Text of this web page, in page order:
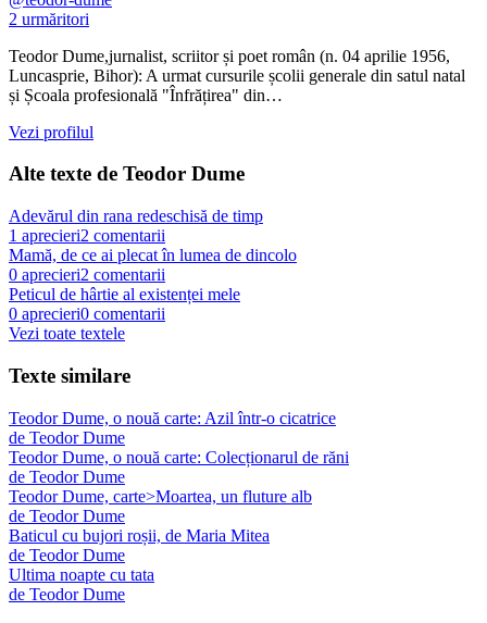
2 urmăritori
Teodor Dume,jurnalist, scriitor și poet român (n. 04 aprilie 1956,
Luncasprie, Bihor): A urmat cursurile școlii generale din satul natal
și Școala profesională "Înfrățirea" din…
Vezi profilul
Alte texte de Teodor Dume
Adevărul din rana redeschisă de timp
1 aprecieri2 comentarii
Mamă, de ce ai plecat în lumea de dincolo
0 aprecieri2 comentarii
Peticul de hârtie al existenței mele
0 aprecieri0 comentarii
Vezi toate textele
Texte similare
Teodor Dume, o nouă carte: Azil într-o cicatrice
de Teodor Dume
Teodor Dume, o nouă carte: Colecționarul de răni
de Teodor Dume
Teodor Dume, carte>Moartea, un fluture alb
de Teodor Dume
Baticul cu bujori roșii, de Maria Mitea
de Teodor Dume
Ultima noapte cu tata
de Teodor Dume